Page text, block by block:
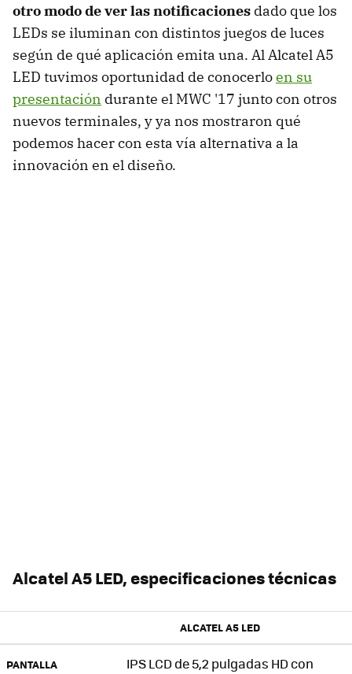
otro modo de ver las notificaciones dado que los
LEDs se iluminan con distintos juegos de luces
según de qué aplicación emita una. Al Alcatel A5
LED tuvimos oportunidad de conocerloen su
presentación durante el MWC '17 junto con otros
nuevos terminales, y ya nos mostraron qué
podemos hacer con esta vía alternativa a la
innovación en el diseño.
Alcatel A5 LED, especificaciones técnicas
ALCATEL A5 LED
PANTALLA
IPS LCD de 5,2 pulgadas HD con